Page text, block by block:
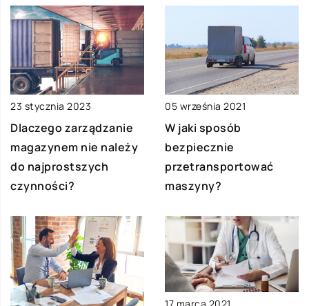
23 stycznia 2023
Dlaczego zarządzanie
magazynem nie należy
do najprostszych
czynności?
05 września 2021
W jaki sposób
bezpiecznie
przetransportować
maszyny?
17 marca 2021